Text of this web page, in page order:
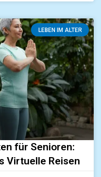
LEBEN IM ALTER
für Senioren:
Virtuelle Reisen